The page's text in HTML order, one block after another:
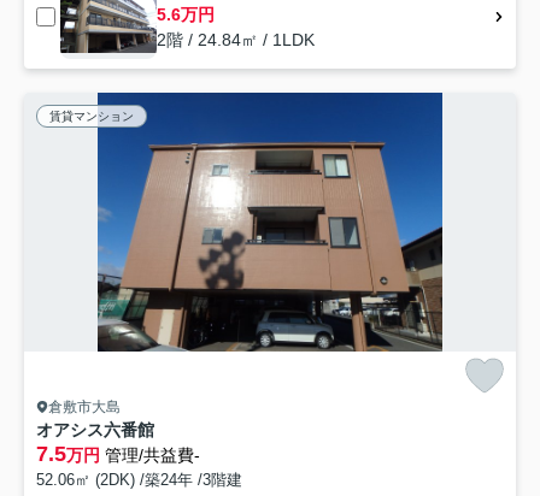
5.6万円
2階 / 24.84㎡ / 1LDK
賃貸マンション
倉敷市大島
オアシス六番館
7.5万円 管理/共益費-
52.06㎡ (2DK) /築24年 /3階建